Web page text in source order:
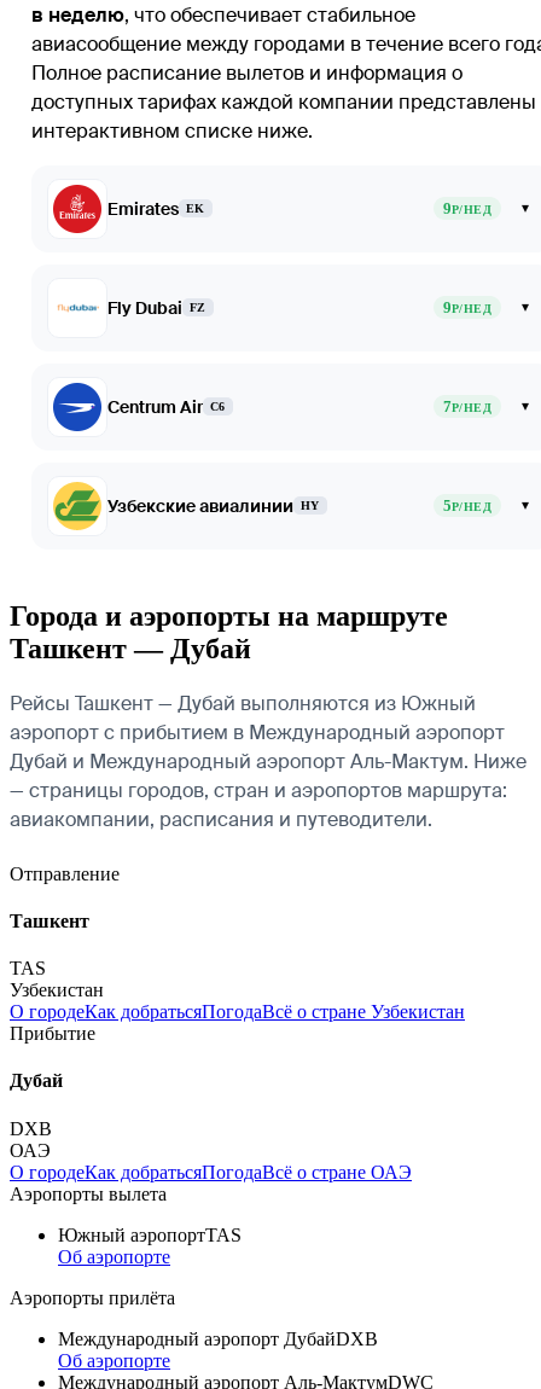
в неделю, что обеспечивает стабильное
авиасообщение между городами в течение всего
Полное расписание вылетов и информация о
доступных тарифах каждой компании представлены
интерактивном списке ниже.
Emirates EK 9Р/НЕД ▾
Fly Dubai FZ 9Р/НЕД ▾
Centrum Air C6 7Р/НЕД ▾
Узбекские авиалинии HY 5Р/НЕД ▾
Города и аэропорты на маршруте
Ташкент — Дубай
Рейсы Ташкент — Дубай выполняются из Южный
аэропорт с прибытием в Международный аэропорт
Дубай и Международный аэропорт Аль-Мактум. Ниже
— страницы городов, стран и аэропортов маршрута:
авиакомпании, расписания и путеводители.
Отправление
Ташкент
TAS
Узбекистан
О городеКак добратьсяПогодаВсё о стране Узбекистан
Прибытие
Дубай
DXB
ОАЭ
О городеКак добратьсяПогодаВсё о стране ОАЭ
Аэропорты вылета
Южный аэропортTAS
Об аэропорте
Аэропорты прилёта
Международный аэропорт ДубайDXB
Об аэропорте
Международный аэропорт Аль-МактумDWC